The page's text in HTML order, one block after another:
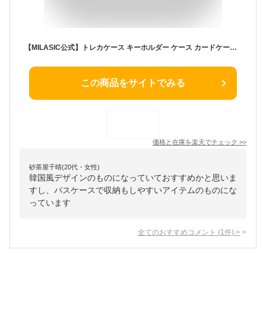
【MILASIC公式】トレカケース キーホルダー ケース カードケース 保護ケース カード 可愛い トレーディングカード 推し活 韓国 コレクション コレクションケース ホルダー トレカ 収納 オタ活 スリーブ かわいい パスケース クリアケース 写真 収納 定期入れ TN-TCDC
この商品をサイトでみる
価格と在庫を楽天でチェック >>
砂茶屋千晴(20代・女性)
韓国風デザインのものになっていておすすめかと思いま
すし、パスケースで収納もしやすいアイテムのものにな
っています
全てのおすすめコメント (1 件) >